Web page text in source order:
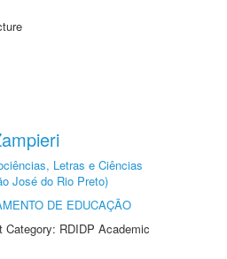
Letras e Ciências
José do Rio Preto)
DE EDUCAÇÃO
RDIDP Academic